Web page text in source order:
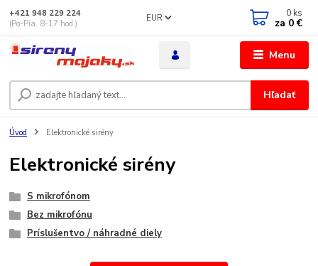
Menu
EUR
Hľadať
+421 948 229 224
(Po-Pia, 8-17 hod.)
0 ks
za 0 €
Úvod Elektronické sirény
Elektronické sirény
S mikrofónom
Bez mikrofónu
Príslušentvo / náhradné diely